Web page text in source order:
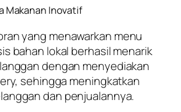
Makanan Inovatif
yang menawarkan menu
bahan lokal berhasil menarik
dengan menyediakan
sehingga meningkatkan
dan penjualannya.